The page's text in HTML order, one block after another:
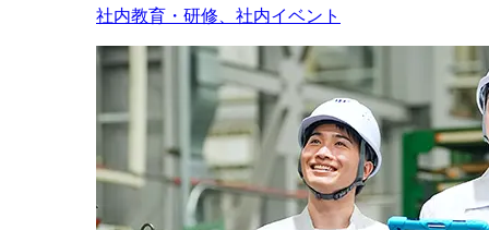
社内教育・研修、社内イベント